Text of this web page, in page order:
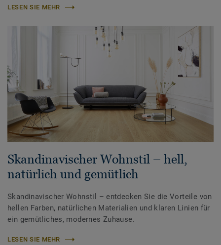
LESEN SIE MEHR
Skandinavischer Wohnstil – hell,
natürlich und gemütlich
Skandinavischer Wohnstil – entdecken Sie die Vorteile von
hellen Farben, natürlichen Materialien und klaren Linien für
ein gemütliches, modernes Zuhause.
LESEN SIE MEHR